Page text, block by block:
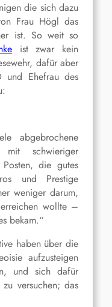
die sich dazu
Frau Högl das
ist. So weit so
ist zwar kein
dafür aber
und Ehefrau des
abgebrochene
schwieriger
die gutes
und Prestige
weniger darum,
wollte –
bekam.“
haben über die
aufzusteigen
und sich dafür
versuchen; das